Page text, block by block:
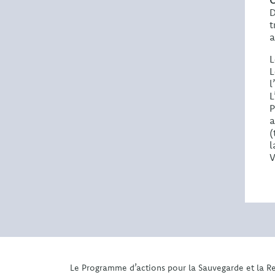
Le Programme d’actions pour la Sauvegarde et la